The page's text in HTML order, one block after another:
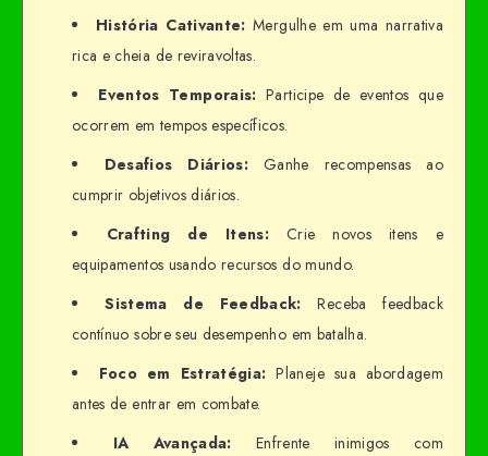
História Cativante: Mergulhe em uma narrativa
rica e cheia de reviravoltas.
Eventos Temporais: Participe de eventos que
ocorrem em tempos específicos.
Desafios Diários: Ganhe recompensas ao
cumprir objetivos diários.
Crafting de Itens: Crie novos itens e
equipamentos usando recursos do mundo.
Sistema de Feedback: Receba feedback
contínuo sobre seu desempenho em batalha.
Foco em Estratégia: Planeje sua abordagem
antes de entrar em combate.
IA Avançada: Enfrente inimigos com